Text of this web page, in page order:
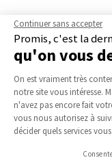
Continuer sans accepter
Promis, c'est la
qu'on vous
Plateforme
On est vraiment très
notre site vous intéresse.
n'avez pas encore fait
vous nous autorisez à
décider quels services